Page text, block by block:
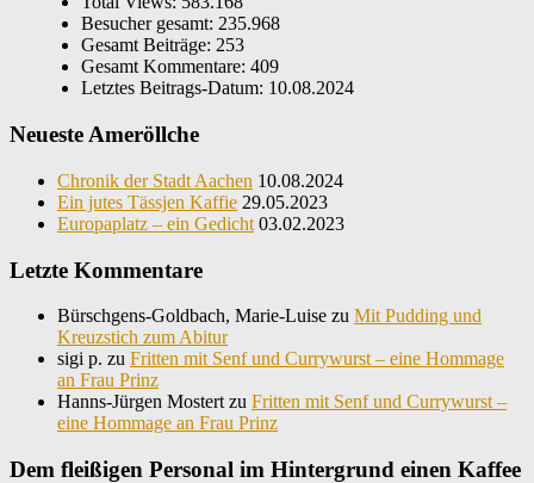
Besucher gesamt: 235.968
Gesamt Beiträge: 253
Gesamt Kommentare: 409
Letztes Beitrags-Datum: 10.08.2024
Neueste Ameröllche
Chronik der Stadt Aachen 10.08.2024
Ein jutes Tässjen Kaffie 29.05.2023
Europaplatz – ein Gedicht 03.02.2023
Letzte Kommentare
Bürschgens-Goldbach, Marie-Luise zu Mit Pudding und
Kreuzstich zum Abitur
sigi p. zu Fritten mit Senf und Currywurst – eine Hommage
an Frau Prinz
Hanns-Jürgen Mostert zu Fritten mit Senf und Currywurst –
eine Hommage an Frau Prinz
Dem fleißigen Personal im Hintergrund einen Kaffee